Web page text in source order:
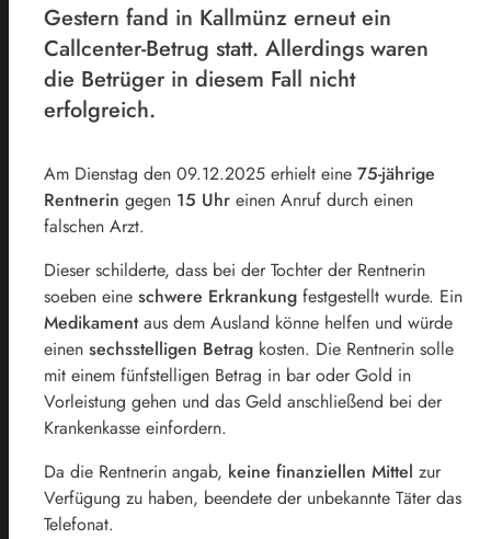
Gestern fand in Kallmünz erneut ein
Callcenter-Betrug statt. Allerdings waren
die Betrüger in diesem Fall nicht
erfolgreich.
Am Dienstag den 09.12.2025 erhielt eine 75-jährige
Rentnerin gegen 15 Uhr einen Anruf durch einen
falschen Arzt.
Dieser schilderte, dass bei der Tochter der Rentnerin
soeben eine schwere Erkrankung festgestellt wurde. Ein
Medikamentaus dem Ausland könne helfen und würde
einen sechsstelligen Betrag kosten. Die Rentnerin solle
mit einem fünfstelligen Betrag in bar oder Gold in
Vorleistung gehen und das Geld anschließend bei der
Krankenkasse einfordern.
Da die Rentnerin angab, keine finanziellen Mittel zur
Verfügung zu haben, beendete der unbekannte Täter das
Telefonat.